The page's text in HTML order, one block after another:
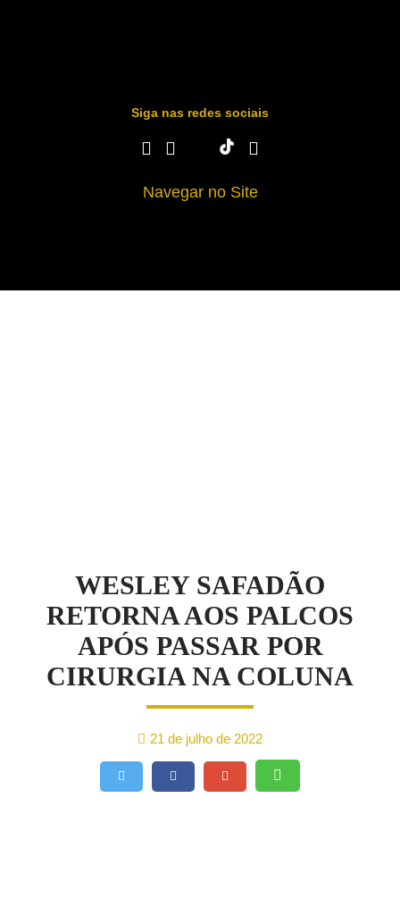
Siga nas redes sociais
Navegar no Site
WESLEY SAFADÃO
RETORNA AOS PALCOS
APÓS PASSAR POR
CIRURGIA NA COLUNA
21 de julho de 2022